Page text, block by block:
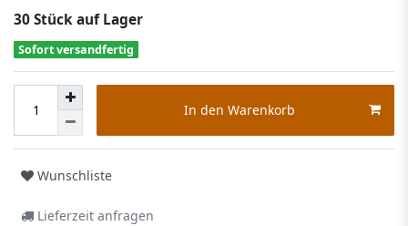
30 Stück auf Lager
Sofort versandfertig
In den Warenkorb
Wunschliste
Lieferzeit anfragen